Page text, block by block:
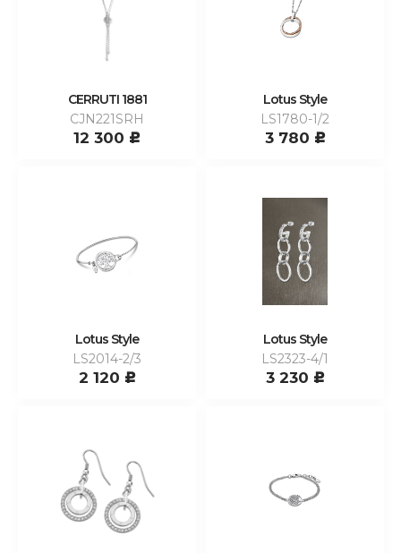
CERRUTI 1881
CJN221SRH
12 300 c
Lotus Style
LS1780-1/2
3 780 c
Lotus Style
LS2014-2/3
2 120 c
Lotus Style
LS2323-4/1
3 230 c